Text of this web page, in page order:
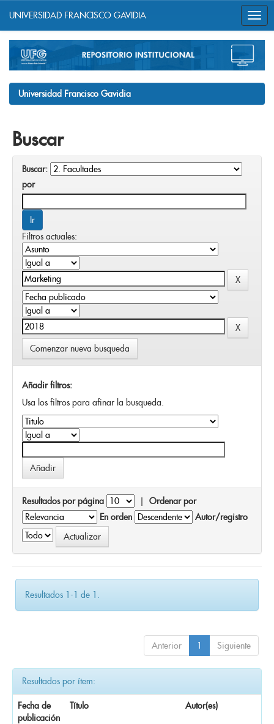
navigation
UNIVERSIDAD FRANCISCO GAVIDIA
Universidad Francisco Gavidia
Buscar
Buscar:
por
Filtros actuales:
Comenzar nueva busqueda
Añadir filtros:
Usa los filtros para afinar la busqueda.
Resultados por página | Ordenar por
En orden
Autor/registro
Resultados 1-1 de 1.
Anterior 1 Siguiente
Resultados por ítem:
Fecha de
publicación
Título Autor(es)